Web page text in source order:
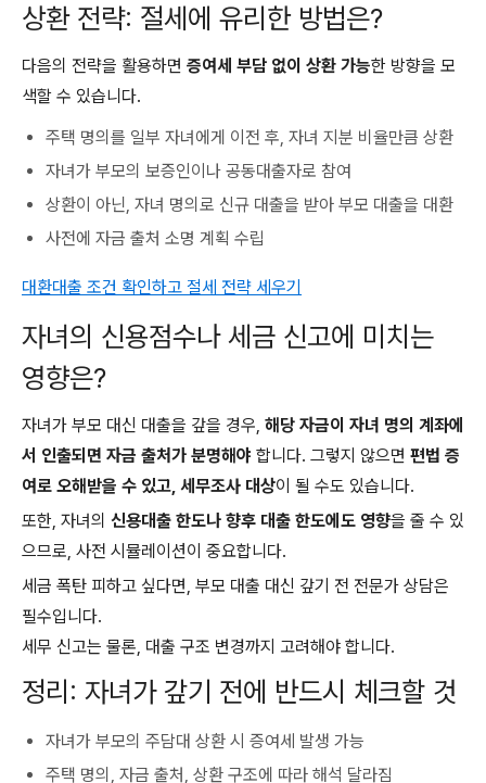
상환 전략: 절세에 유리한 방법은?
다음의 전략을 활용하면 증여세 부담 없이 상환 가능한 방향을 모
색할 수 있습니다.
주택 명의를 일부 자녀에게 이전 후, 자녀 지분 비율만큼 상환
자녀가 부모의 보증인이나 공동대출자로 참여
상환이 아닌, 자녀 명의로 신규 대출을 받아 부모 대출을 대환
사전에 자금 출처 소명 계획 수립
대환대출 조건 확인하고 절세 전략 세우기
자녀의 신용점수나 세금 신고에 미치는
영향은?
자녀가 부모 대신 대출을 갚을 경우, 해당 자금이 자녀 명의 계좌에
서 인출되면 자금 출처가 분명해야 합니다. 그렇지 않으면 편법 증
여로 오해받을 수 있고, 세무조사 대상이 될 수도 있습니다.
또한, 자녀의 신용대출 한도나 향후 대출 한도에도 영향을 줄 수 있
으므로, 사전 시뮬레이션이 중요합니다.
세금 폭탄 피하고 싶다면, 부모 대출 대신 갚기 전 전문가 상담은
필수입니다.
세무 신고는 물론, 대출 구조 변경까지 고려해야 합니다.
정리: 자녀가 갚기 전에 반드시 체크할 것
자녀가 부모의 주담대 상환 시 증여세 발생 가능
주택 명의, 자금 출처, 상환 구조에 따라 해석 달라짐